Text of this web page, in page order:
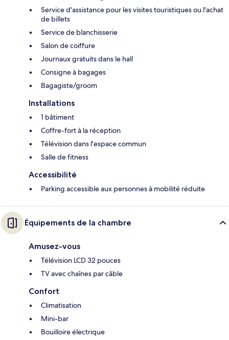
Service d'assistance pour les visites touristiques ou l'achat
de billets
Service de blanchisserie
Salon de coiffure
Journaux gratuits dans le hall
Consigne à bagages
Bagagiste/groom
Installations
1 bâtiment
Coffre-fort à la réception
Télévision dans l'espace commun
Salle de fitness
Accessibilité
Parking accessible aux personnes à mobilité réduite
Équipements de la chambre
Amusez-vous
Télévision LCD 32 pouces
TV avec chaînes par câble
Confort
Climatisation
Mini-bar
Bouilloire électrique